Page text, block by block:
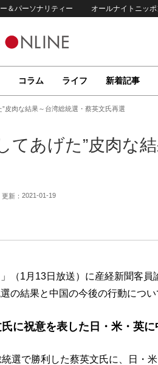
＆パーソナリティー オールナイトニッポ
コラム ライフ 新着記事
皮肉な結果～台湾総統選・蔡英文氏再選
てあげた”皮肉な
新： 2021-01-19
（1月13日放送）に産経新聞客員
の結果と中国の今後の行動につい
に祝意を表した日・米・英
選で勝利した蔡英文氏に、日・